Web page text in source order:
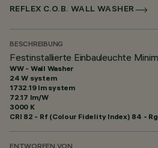
REFLEX C.O.B. WALL WASHER
BESCHREIBUNG
Festinstallierte Einbauleuchte
WW - Wall Washer
24 W system
1732.19 lm system
72.17 lm/W
3000 K
CRI 82 - Rf (Colour Fidelity Index) 84 - Rg